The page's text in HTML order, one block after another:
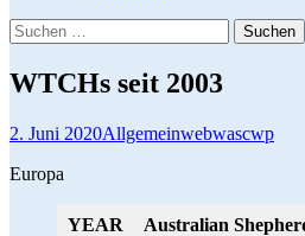
Suchen
nach:
WTCHs seit 2003
2. Juni 2020Allgemeinwebwascwp
Europa
YEAR Australian